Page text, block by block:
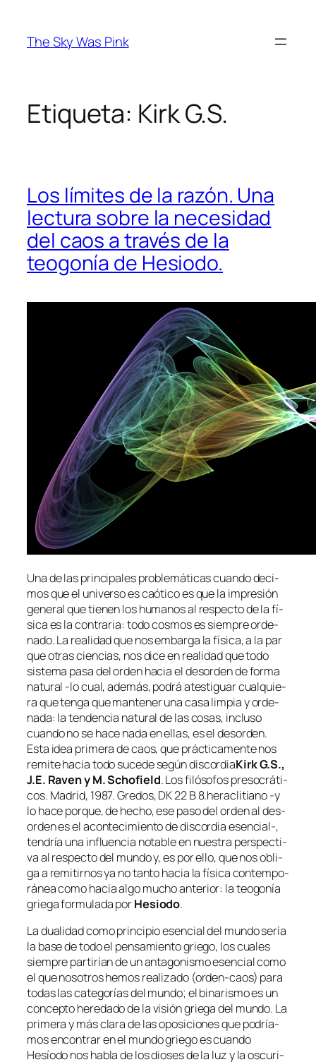
contenido
The Sky Was Pink
Etiqueta: Kirk G.S.
Los límites de la razón. Una
lectura sobre la necesidad
del caos a través de la
teogonía de Hesiodo.
Una de las prin­ci­pa­les pro­ble­má­ti­cas cuan­do de­ci­
mos que el uni­ver­so es caó­ti­co es que la im­pre­sión
ge­ne­ral que tie­nen los hu­ma­nos al res­pec­to de la fí­
si­ca es la con­tra­ria: to­do cos­mos es siem­pre or­de­
na­do. La reali­dad que nos em­bar­ga la fí­si­ca, a la par
que otras cien­cias, nos di­ce en reali­dad que to­do
sis­te­ma pa­sa del or­den ha­cia el des­or­den de for­ma
na­tu­ral ‑lo cual, ade­más, po­drá ates­ti­guar cual­quie­
ra que ten­ga que man­te­ner una ca­sa lim­pia y or­de­
na­da: la ten­den­cia na­tu­ral de las co­sas, in­clu­so
cuan­do no se ha­ce na­da en ellas, es el des­or­den.
Esta idea pri­me­ra de caos, que prác­ti­ca­men­te nos
re­mi­te ha­ciato­do su­ce­de se­gún dis­cor­diaKirk G.S.,
J.E. Raven y M. Schofield.Los fi­ló­so­fos pre­so­crá­ti­
cos. Madrid, 1987. Gredos, DK 22 B 8.he­ra­cli­tiano ‑y
lo ha­ce por­que, de he­cho, ese pa­so del or­den al des­
or­den es el acon­te­ci­mien­to de dis­cor­dia esencial‑,
ten­dría una in­fluen­cia no­ta­ble en nues­tra pers­pec­ti­
va al res­pec­to del mun­do y, es por ello, que nos obli­
ga a re­mi­tir­nos ya no tan­to ha­cia la fí­si­ca con­tem­po­
rá­nea co­mo ha­cia al­go mu­cho an­te­rior: la teo­go­nía
grie­ga for­mu­la­da porHesiodo.
La dua­li­dad co­mo prin­ci­pio esen­cial del mun­do se­ría
la ba­se de to­do el pen­sa­mien­to grie­go, los cua­les
siem­pre par­ti­rían de un an­ta­go­nis­mo esen­cial co­mo
el que no­so­tros he­mos rea­li­za­do (orden-caos) pa­ra
to­das las ca­te­go­rías del mun­do; el bi­na­ris­mo es un
con­cep­to he­re­da­do de la vi­sión grie­ga del mun­do. La
pri­me­ra y más cla­ra de las opo­si­cio­nes que po­dría­
mos en­con­trar en el mun­do grie­go es cuan­do
Hesíodo nos ha­bla de los dio­ses de la luz y la os­cu­ri­